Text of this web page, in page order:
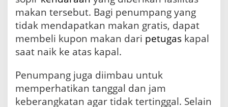
makan tersebut. Bagi penumpang yang
tidak mendapatkan makan gratis, dapat
membeli kupon makan dari petugas kapal
saat naik ke atas kapal.
Penumpang juga diimbau untuk
memperhatikan tanggal dan jam
keberangkatan agar tidak tertinggal. Selain